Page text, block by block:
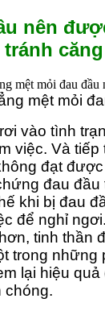
nên
mệt mỏi
vào tình
việc. Và tiếp
đạt
đau đầu
khi bị đau
để nghỉ
tinh thần
trong những
lại hiệu
chóng.